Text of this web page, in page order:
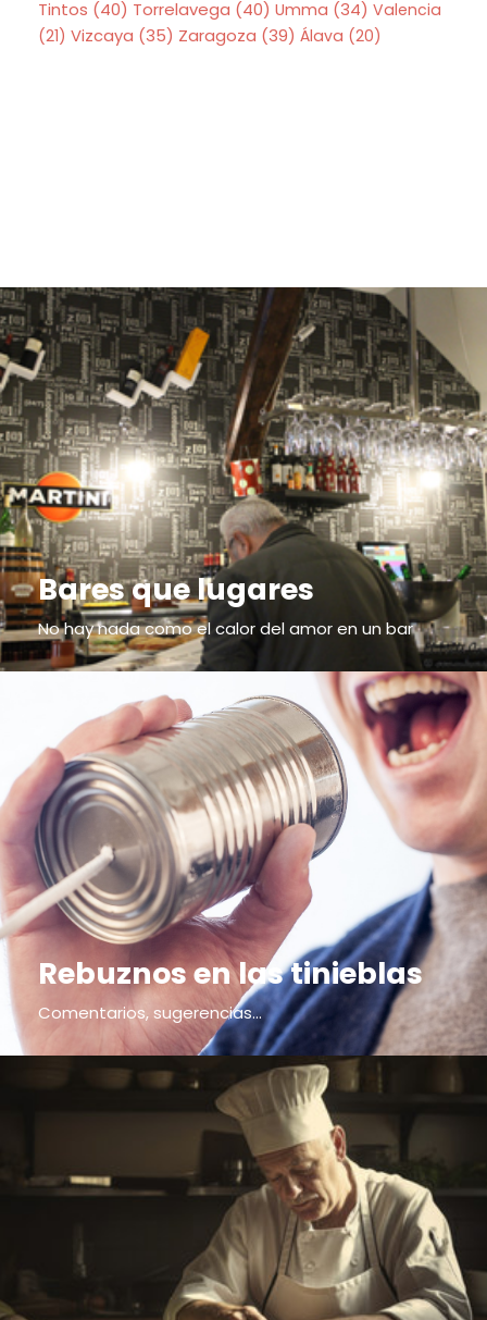
Tintos (40) Torrelavega (40) Umma (34) Valencia
(21) Vizcaya (35) Zaragoza (39) Álava (20)
Bares que lugares
No hay nada como el calor del amor en un bar
Rebuznos en las tinieblas
Comentarios, sugerencias...